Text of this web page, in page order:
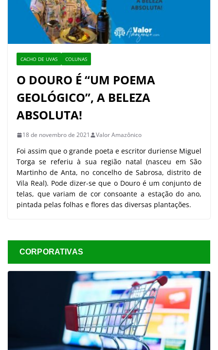
CACHO DE UVAS COLUNAS
O DOURO É “UM POEMA
GEOLÓGICO”, A BELEZA
ABSOLUTA!
18 de novembro de 2021 Valor Amazônico
Foi assim que o grande poeta e escritor duriense Miguel
Torga se referiu à sua região natal (nasceu em São
Martinho de Anta, no concelho de Sabrosa, distrito de
Vila Real). Pode dizer-se que o Douro é um conjunto de
telas, que variam de cor consoante a estação do ano,
pintada pelas folhas e flores das diversas plantações.
CORPORATIVAS